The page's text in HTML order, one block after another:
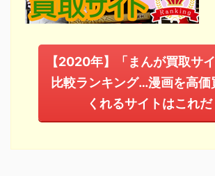
【2020年】「まんが買取サ
比較ランキング…漫画を高価
くれるサイトはこれだ